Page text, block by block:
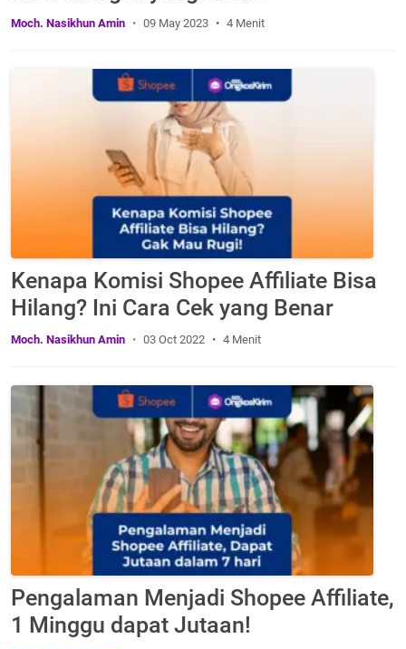
Moch. Nasikhun Amin 09 May 2023 4 Menit
Kenapa Komisi Shopee Affiliate Bisa
Hilang? Ini Cara Cek yang Benar
Moch. Nasikhun Amin 03 Oct 2022 4 Menit
Pengalaman Menjadi Shopee Affiliate,
1 Minggu dapat Jutaan!